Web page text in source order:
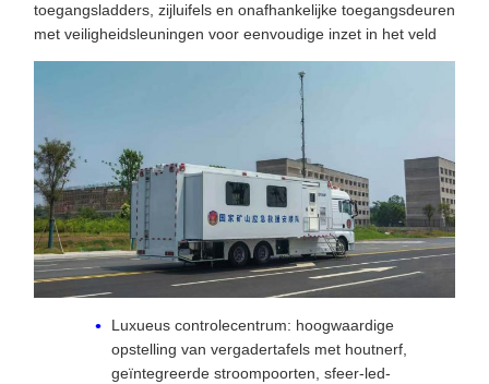
toegangsladders, zijluifels en onafhankelijke toegangsdeuren
met veiligheidsleuningen voor eenvoudige inzet in het veld
Luxueus controlecentrum: hoogwaardige
opstelling van vergadertafels met houtnerf,
geïntegreerde stroompoorten, sfeer-led-